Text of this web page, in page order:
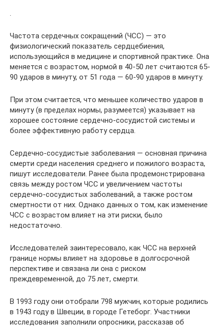
.
Частота сердечных сокращений (ЧСС) — это
физиологический показатель сердцебиения,
использующийся в медицине и спортивной практике. Она
меняется с возрастом, нормой в 40-50 лет считаются 65-
90 ударов в минуту, от 51 года — 60-90 ударов в минуту.
При этом считается, что меньшее количество ударов в
минуту (в пределах нормы, разумеется) указывает на
хорошее состояние сердечно-сосудистой системы и
более эффективную работу сердца.
Сердечно-сосудистые заболевания — основная причина
смерти среди населения среднего и пожилого возраста,
пишут исследователи. Ранее была продемонстрирована
связь между ростом ЧСС и увеличением частоты
сердечно-сосудистых заболеваний, а также ростом
смертности от них. Однако данных о том, как изменение
ЧСС с возрастом влияет на эти риски, было
недостаточно.
Исследователей заинтересовало, как ЧСС на верхней
границе нормы влияет на здоровье в долгосрочной
перспективе и связана ли она с риском
преждевременной, до 75 лет, смерти.
В 1993 году они отобрали 798 мужчин, которые родились
в 1943 году в Швеции, в городе Гетеборг. Участники
исследования заполнили опросники, рассказав об